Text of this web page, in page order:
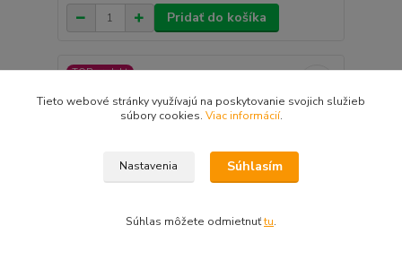
Pridať do košíka
TOP produkt
Tieto webové stránky využívajú na poskytovanie svojich služieb
súbory cookies. Viac informácií.
Nastavenia Súhlasím
Súhlas môžete odmietnuťtu.